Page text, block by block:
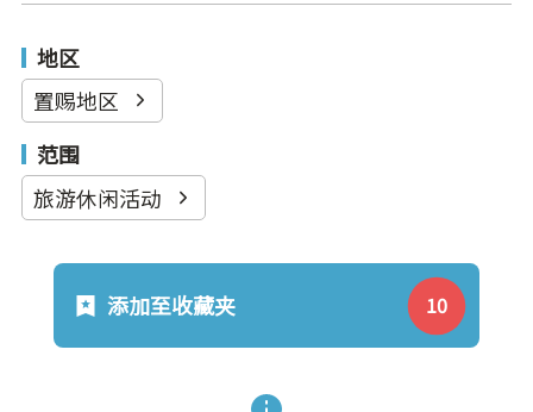
地区
置赐地区
范围
旅游休闲活动
添加至收藏夹